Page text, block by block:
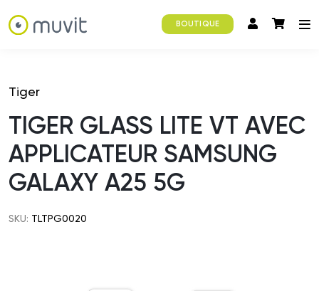
BOUTIQUE
Tiger
TIGER GLASS LITE VT AVEC
APPLICATEUR SAMSUNG
GALAXY A25 5G
SKU: TLTPG0020